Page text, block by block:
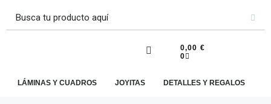
0,00 €
0
LÁMINAS Y CUADROS JOYITAS DETALLES Y REGALOS